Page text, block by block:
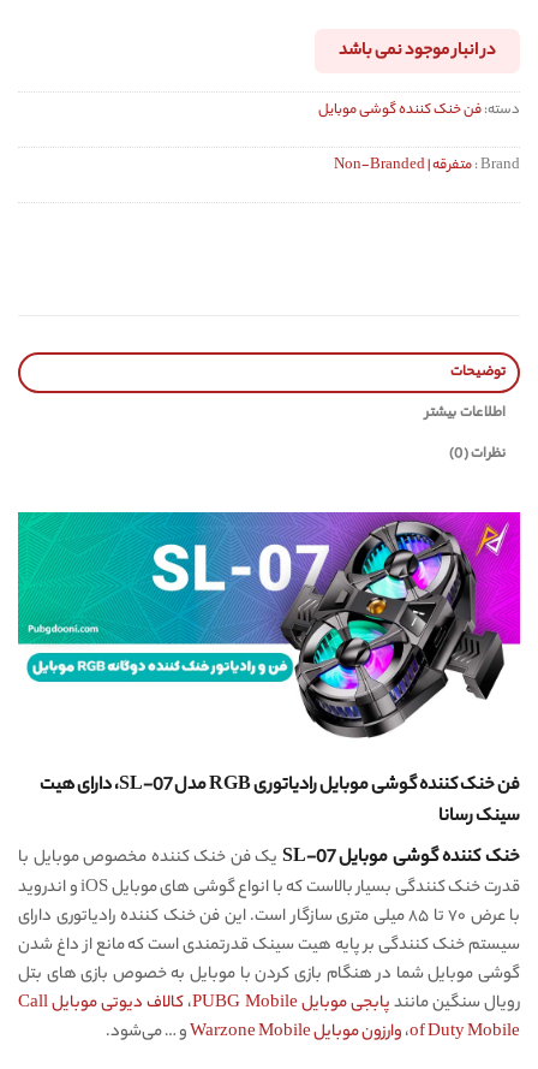
در انبار موجود نمی باشد
دسته:فن خنک کننده گوشی موبایل
Brand : متفرقه | Non-Branded
توضیحات
اطلاعات بیشتر
نظرات (0)
فن خنک کننده گوشی موبایل رادیاتوری RGB مدل SL-07، دارای هیت
سینک رسانا
خنک کننده گوشی موبایل SL-07
یک فن خنک کننده مخصوص موبایل با
قدرت خنک کنندگی بسیار بالاست که با انواع گوشی های موبایل iOS و اندروید
با عرض ۷۰ تا ۸۵ میلی متری سازگار است. این فن خنک کننده رادیاتوری دارای
سیستم خنک کنندگی بر پایه هیت سینک قدرتمندی است که مانع از داغ شدن
گوشی موبایل شما در هنگام بازی کردن با موبایل به خصوص بازی های بتل
رویال سنگین مانندپابجی موبایل PUBG Mobile ،
کالاف دیوتی موبایل Call
of Duty Mobile،وارزون موبایل Warzone Mobile
و … می‌شود.